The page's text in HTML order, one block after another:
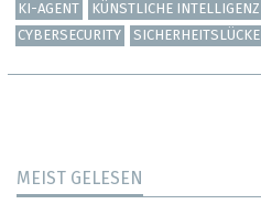
KI-AGENT
KÜNSTLICHE INTELLIGENZ
CYBERSECURITY
SICHERHEITSLÜCKE
MEIST GELESEN